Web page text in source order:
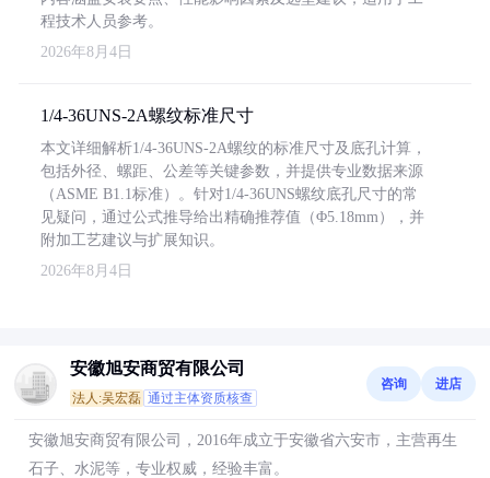
程技术人员参考。
2026年8月4日
1/4-36UNS-2A螺纹标准尺寸
本文详细解析1/4-36UNS-2A螺纹的标准尺寸及底孔计算，
包括外径、螺距、公差等关键参数，并提供专业数据来源
（ASME B1.1标准）。针对1/4-36UNS螺纹底孔尺寸的常
见疑问，通过公式推导给出精确推荐值（Φ5.18mm），并
附加工艺建议与扩展知识。
2026年8月4日
安徽旭安商贸有限公司
法人:吴宏磊 通过主体资质核查
咨询 进店
安徽旭安商贸有限公司，2016年成立于安徽省六安市，主营再生
石子、水泥等，专业权威，经验丰富。